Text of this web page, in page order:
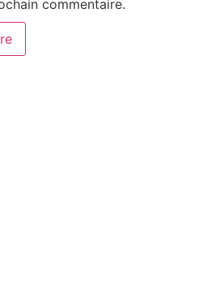
commentaire.